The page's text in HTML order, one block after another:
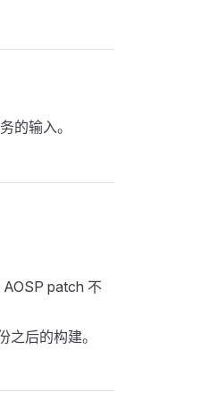
的输入。
patch 不
后的构建。